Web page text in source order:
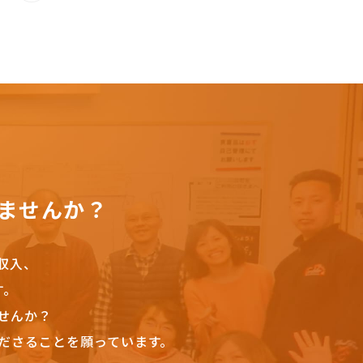
せんか？
、
んか？
ることを願っています。